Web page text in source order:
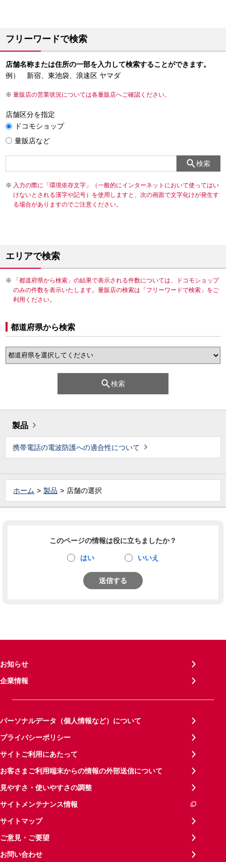
フリーワードで検索
店舗名称または住所の一部を入力して検索することができます。
例） 新宿、東池袋、浪速区 ヤマダ
量販店の営業状況については各量販店へご確認ください。
店舗区分を指定
ドコモショップ
量販店など
検索
入力の際に「環境依存文字」（一般的にインターネットにおいて使ってはい
けないとされる漢字や記号）を使用しますと、次の画面で文字化けが発生す
る場合がありますのでご注意ください。
エリアで検索
「都道府県から検索」の結果で表示される件数については、ドコモショップ
のみの件数を表示いたします。量販店の検索は「フリーワードで検索」をご
利用ください。
都道府県から検索
検索
製品
携帯電話の電波防護への適合性について
ホーム 製品 店舗の選択
このページの情報は役に立ちましたか？
はい いいえ
送信する
お知らせ
企業情報
パーソナルデータ（個人情報など）について
プライバシーポリシー
サイトご利用にあたって
お客さまご利用端末からの情報の外部送信について
見やすさ・使いやすさの調整
サイトメンテナンス情報
サイトマップ
ご意見・ご要望
お問い合わせ